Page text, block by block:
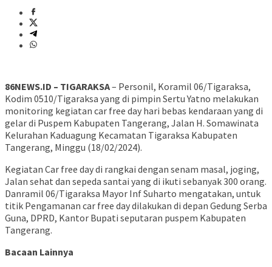
86NEWS.ID – TIGARAKSA– Personil, Koramil 06/Tigaraksa,
Kodim 0510/Tigaraksa yang di pimpin Sertu Yatno melakukan
monitoring kegiatan car free day hari bebas kendaraan yang di
gelar di Puspem Kabupaten Tangerang, Jalan H. Somawinata
Kelurahan Kaduagung Kecamatan Tigaraksa Kabupaten
Tangerang, Minggu (18/02/2024).
Kegiatan Car free day di rangkai dengan senam masal, joging,
Jalan sehat dan sepeda santai yang di ikuti sebanyak 300 orang.
Danramil 06/Tigaraksa Mayor Inf Suharto mengatakan, untuk
titik Pengamanan car free day dilakukan di depan Gedung Serba
Guna, DPRD, Kantor Bupati seputaran puspem Kabupaten
Tangerang.
Bacaan Lainnya